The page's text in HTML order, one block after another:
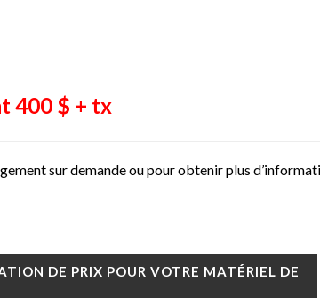
400 $ + tx
sur demande ou pour obtenir plus
DE PRIX POUR VOTRE MATÉRIEL DE